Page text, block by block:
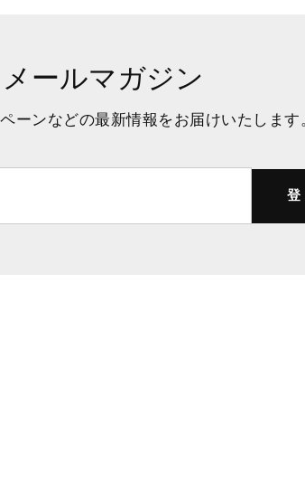
メールマガジン
ーンなどの最新情報をお届けいたします